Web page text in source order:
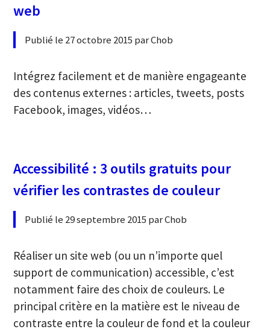
web
Publié le 27 octobre 2015 par Chob
Intégrez facilement et de manière engageante
des contenus externes : articles, tweets, posts
Facebook, images, vidéos…
Accessibilité : 3 outils gratuits pour
vérifier les contrastes de couleur
Publié le 29 septembre 2015 par Chob
Réaliser un site web (ou un n’importe quel
support de communication) accessible, c’est
notamment faire des choix de couleurs. Le
principal critère en la matière est le niveau de
contraste entre la couleur de fond et la couleur